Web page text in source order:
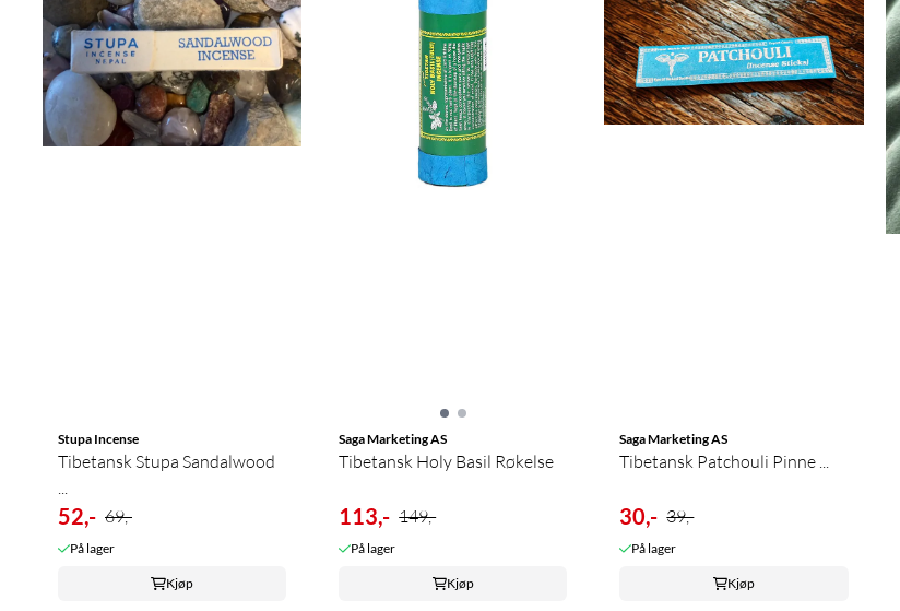
Stupa Incense
Tibetansk Stupa Sandalwood
52,- 69,-
På lager
Kjøp
Saga Marketing AS
Tibetansk Holy Basil Røkelse
113,- 149,-
På lager
Kjøp
Saga Marketing AS
Tibetansk Patchouli Pinne ...
30,- 39,-
På lager
Kjøp